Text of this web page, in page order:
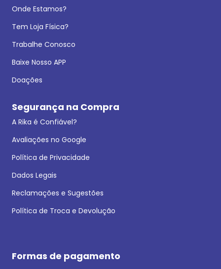
Onde Estamos?
Tem Loja Física?
Trabalhe Conosco
Baixe Nosso APP
Doações
Segurança na Compra
A Rika é Confiável?
Avaliações no Google
Política de Privacidade
Dados Legais
Reclamações e Sugestões
Política de Troca e Devolução
Formas de pagamento